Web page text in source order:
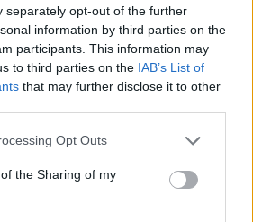
separately opt-out of the further
information by third parties on the
participants. This information may
to third parties on the IAB’s List of
that may further disclose it to other
app uses one or more Google
or usage behaviour. You may click to
to Google and its third-party tags to
specified purposes in below Google
Opt Outs
the Sharing of my
Πώς η μεγαλύτερη αστική